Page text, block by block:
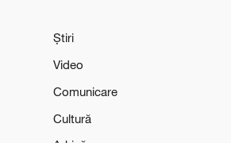
Știri
Video
Comunicare
Cultură